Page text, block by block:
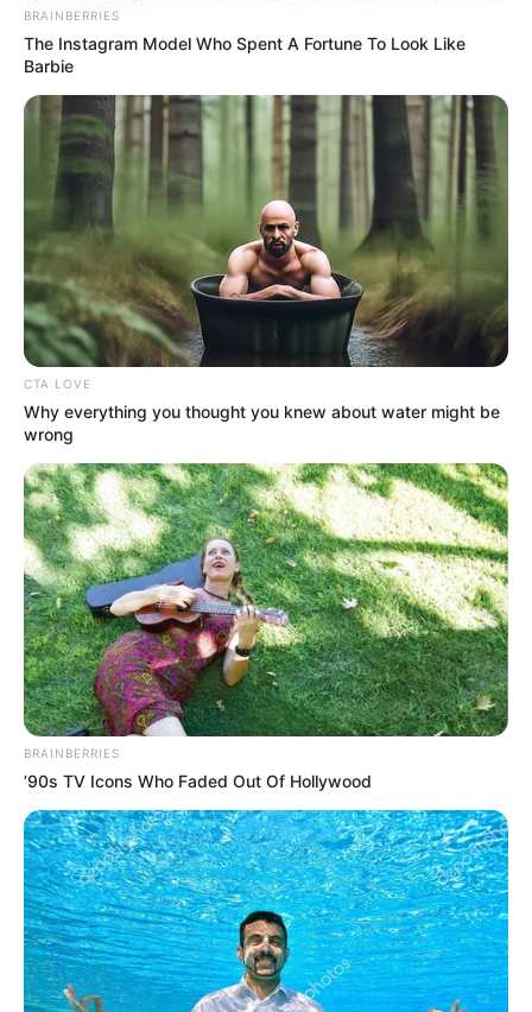
fincas de Santa Elena
turismo
ELECCIONES ATÍPICAS
Néstor Javier Celada fue
elegido como nuevo
alcalde de Gigante, Huila
ELECCIONES ATÍPICAS
Gigante elige nuevo
votar este domingo
YARUMAL - ANTIOQUIA
Lluvias y cuevas dificultan
búsqueda de una mujer
que cayó al río en
Yarumal, Antioquia
¡Montañas de basura!
Habitantes inconformes
con la recolección,
llenaron la Alcaldía de
Rionegro de basura
ALCALDE
BRAINBERRIES
The Instagram Model Who Spent A Fortune To Look Like
Barbie
CTA LOVE
Why everything you thought you knew about water might be
wrong
BRAINBERRIES
’90s TV Icons Who Faded Out Of Hollywood